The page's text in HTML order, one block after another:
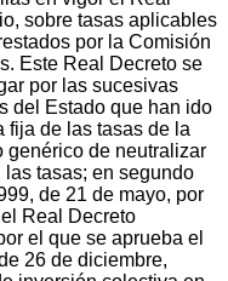
sobre tasas aplicables
por la Comisión
Este Real Decreto se
por las sucesivas
del Estado que han ido
fija de las tasas de la
genérico de neutralizar
tasas; en segundo
de 21 de mayo, por
Real Decreto
el que se aprueba el
26 de diciembre,